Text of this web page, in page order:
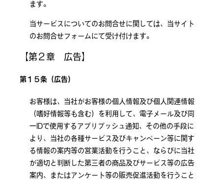
ます。
当サービスについてのお問合せに関しては、当サイト
のお問合せフォームにて受け付けます。
【第２章 広告】
第１５条（広告）
お客様は、当社がお客様の個人情報及び個人関連情報
（嗜好情報等も含む）を利用して、電子メール及び同
一IDで使用するアプリプッシュ通知、その他の手段に
より、当社の各種サービス及びキャンペーン等に関す
る情報の案内等の営業活動を行うこと、ならびに当社
が適切と判断した第三者の商品及びサービス等の広告
案内、またはアンケート等の販売促進活動を行うこと